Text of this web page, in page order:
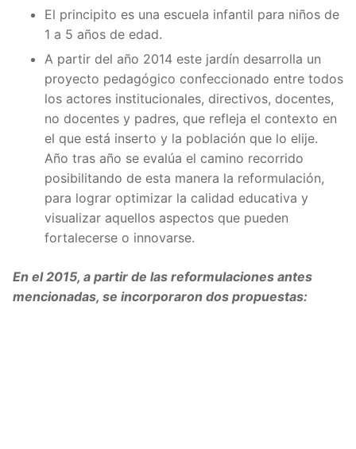
El principito es una escuela infantil para niños de
1 a 5 años de edad.
A partir del año 2014 este jardín desarrolla un
proyecto pedagógico confeccionado entre todos
los actores institucionales, directivos, docentes,
no docentes y padres, que refleja el contexto en
el que está inserto y la población que lo elije.
Año tras año se evalúa el camino recorrido
posibilitando de esta manera la reformulación,
para lograr optimizar la calidad educativa y
visualizar aquellos aspectos que pueden
fortalecerse o innovarse.
En el 2015, a partir de las reformulaciones antes
mencionadas, se incorporaron dos propuestas: